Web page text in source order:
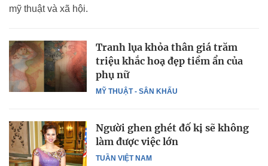
mỹ thuật và xã hội.
MỸ THUẬT - SÂN KHẤU
Tranh lụa khỏa thân giá trăm
triệu khắc hoạ đẹp tiềm ẩn của
phụ nữ
TUẦN VIỆT NAM
Người ghen ghét đố kị sẽ không
làm được việc lớn